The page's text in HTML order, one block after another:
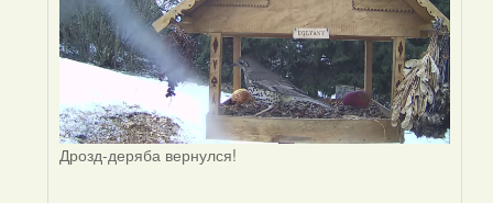
Дрозд-деряба вернулся!